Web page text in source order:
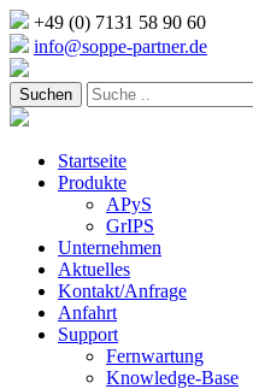
+49 (0) 7131 58 90 60
info@soppe-partner.de
Startseite
Produkte
APyS
GrIPS
Unternehmen
Aktuelles
Kontakt/Anfrage
Anfahrt
Support
Fernwartung
Knowledge-Base